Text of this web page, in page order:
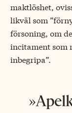
maktlöshet,
likväl som
försoning, om
incitament som
inbegripa”.